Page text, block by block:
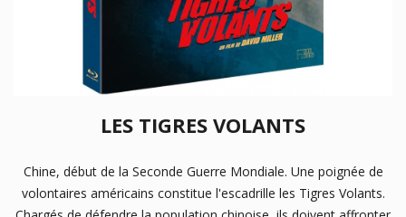
LES TIGRES VOLANTS
Chine, début de la Seconde Guerre Mondiale. Une poignée de
volontaires américains constitue l'escadrille les Tigres Volants.